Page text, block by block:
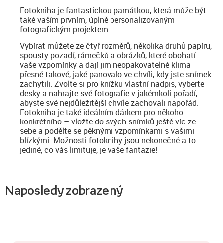
Fotokniha je fantastickou památkou, která může být
také vaším prvním, úplně personalizovaným
fotografickým projektem.
Vybírat můžete ze čtyř rozměrů, několika druhů papíru,
spousty pozadí, rámečků a obrázků, které obohatí
vaše vzpomínky a dají jim neopakovatelné klima –
přesné takové, jaké panovalo ve chvíli, kdy jste snímek
zachytili. Zvolte si pro knížku vlastní nadpis, vyberte
desky a nahrajte své fotografie v jakémkoli pořadí,
abyste své nejdůležitější chvíle zachovali napořád.
Fotokniha je také ideálním dárkem pro někoho
konkrétního – vložte do svých snímků ještě víc ze
sebe a podělte se pěknými vzpomínkami s vašimi
blízkými. Možnosti fotoknihy jsou nekonečné a to
jediné, co vás limituje, je vaše fantazie!
Naposledy zobrazený